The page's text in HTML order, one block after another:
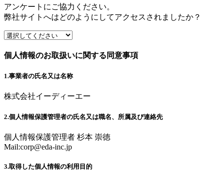
アンケートにご協力ください。
弊社サイトへはどのようにしてアクセスされましたか？
個人情報のお取扱いに関する同意事項
1.事業者の氏名又は名称
株式会社イーディーエー
2.個人情報保護管理者の氏名又は職名、所属及び連絡先
個人情報保護管理者 杉本 崇徳
Mail:corp@eda-inc.jp
3.取得した個人情報の利用目的